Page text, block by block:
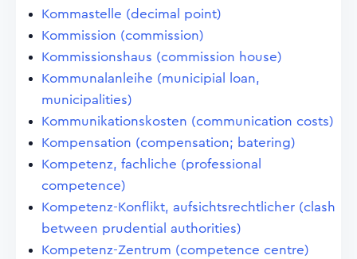
Kommastelle (decimal point)
Kommission (commission)
Kommissionshaus (commission house)
Kommunalanleihe (municipial loan,
municipalities)
Kommunikationskosten (communication costs)
Kompensation (compensation; batering)
Kompetenz, fachliche (professional
competence)
Kompetenz-Konflikt, aufsichtsrechtlicher (clash
between prudential authorities)
Kompetenz-Zentrum (competence centre)